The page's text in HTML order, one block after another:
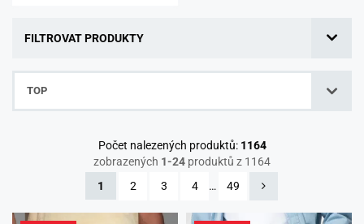
FILTROVAT PRODUKTY
TOP
Počet nalezených produktů: 1164
zobrazených 1-24produktů z 1164
1
2 3 4 … 49